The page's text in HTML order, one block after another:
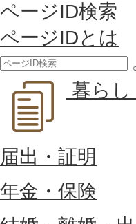
ページID検索
ページIDとは
暮らし
届出・証明
年金・保険